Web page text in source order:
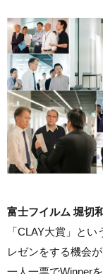
富士フイルム 堀切
「CLAY大賞」と
レゼンをする機会
一人一票でWinner